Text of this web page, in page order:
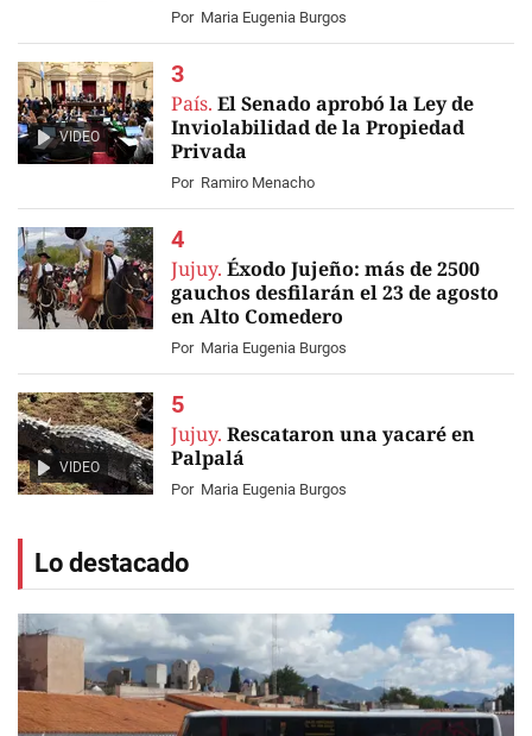
Por Maria Eugenia Burgos
VIDEO
País. El Senado aprobó la Ley de
Inviolabilidad de la Propiedad
Privada
Por Ramiro Menacho
Jujuy. Éxodo Jujeño: más de 2500
gauchos desfilarán el 23 de agosto
en Alto Comedero
Por Maria Eugenia Burgos
VIDEO
Jujuy. Rescataron una yacaré en
Palpalá
Por Maria Eugenia Burgos
Lo destacado